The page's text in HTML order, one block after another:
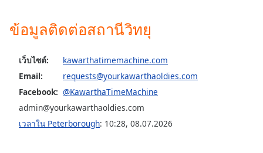
ข้อมูลติดต่อสถานีวิทยุ
เว็บไซต์:
kawarthatimemachine.com
Email:
requests@yourkawarthaoldies.com
Facebook: @KawarthaTimeMachine
admin@yourkawarthaoldies.com
เวลาใน Peterborough: 10:28, 08.07.2026